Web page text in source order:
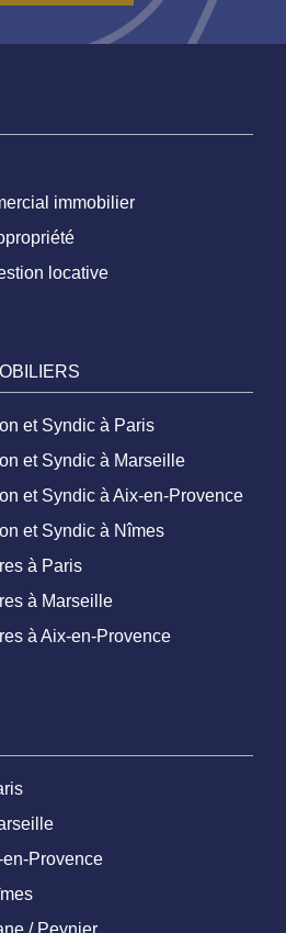
immobilier
locative
et Syndic à Paris
et Syndic à Marseille
et Syndic à Aix-en-Provence
et Syndic à Nîmes
à Paris
à Marseille
à Aix-en-Provence
en-Provence
/ Peynier